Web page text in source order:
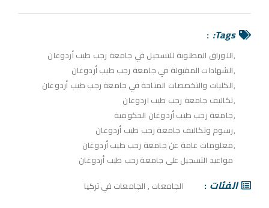
Tags:
الاوراق المطلوبة للتسجيل في جامعة رجب طيب أردوغان
الشهادات المقبولة في جامعة رجب طيب أردوغان
الكليات والتخصصات المتاحة في جامعة رجب طيب أردوغان
تكاليف جامعة رجب طيب اردوغان
جامعة رجب طيب أردوغان الحكومية
رسوم وتكاليف جامعة رجب طيب أردوغان
معلومات عامة عن جامعة رجب طيب أردوغان
مواعيد التسجيل على جامعة رجب طيب أردوغان
الفئات الجامعات , الجامعات في تركيا